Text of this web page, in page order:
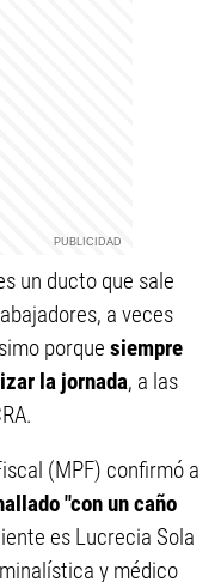
un ducto que sale
a veces
porque siempre
la jornada, a las
(MPF) confirmó a
"con un caño
es Lucrecia Sola
y médico